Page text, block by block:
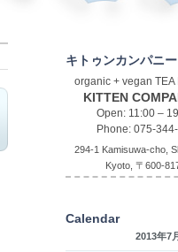
キトゥンカンパニー
organic + vegan TEA
KITTEN
Open: 11:00 –
Phone: 075-
294-1 Kamisuwa-cho,
Kyoto, 〒600-
Calendar
2013年7月